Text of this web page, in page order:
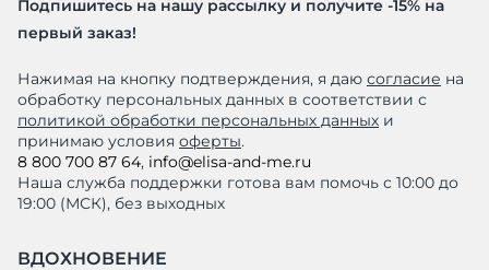
Подпишитесь на нашу рассылку и получите -15% на
первый заказ!
Нажимая на кнопку подтверждения, я даю согласие на
обработку персональных данных в соответствии с
политикой обработки персональных данных и
принимаю условия оферты.
8 800 700 87 64, info@elisa-and-me.ru
Наша служба поддержки готова вам помочь с 10:00 до
19:00 (МСК), без выходных
ВДОХНОВЕНИЕ